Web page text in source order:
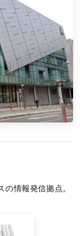
情報発信拠点。